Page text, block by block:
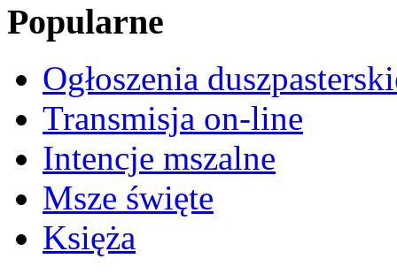
Popularne
Ogłoszenia
Transmisja on-line
Intencje mszalne
Msze święte
Księża